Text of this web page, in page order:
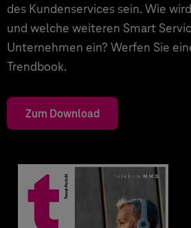
des Kundenservices sein. Wie
und welche weiteren Smart
Unternehmen ein? Werfen Sie
Trendbook.
Zum Download